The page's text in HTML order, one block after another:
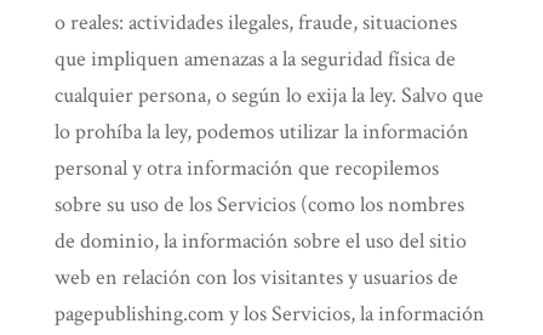
o reales: actividades ilegales, fraude, situaciones
que impliquen amenazas a la seguridad física de
cualquier persona, o según lo exija la ley. Salvo que
lo prohíba la ley, podemos utilizar la información
personal y otra información que recopilemos
sobre su uso de los Servicios (como los nombres
de dominio, la información sobre el uso del sitio
web en relación con los visitantes y usuarios de
pagepublishing.com y los Servicios, la información